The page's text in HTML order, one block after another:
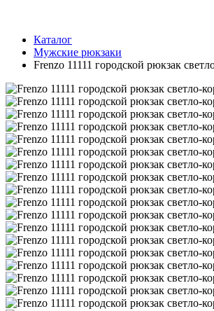
Каталог
Мужские рюкзаки
Frenzo 11111 городской рюкзак